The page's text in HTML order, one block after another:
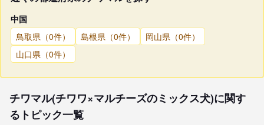
中国
鳥取県（0件）
島根県（0件）
岡山県（0件）
山口県（0件）
チワマル(チワワ×マルチーズのミックス犬)に関す
るトピック一覧